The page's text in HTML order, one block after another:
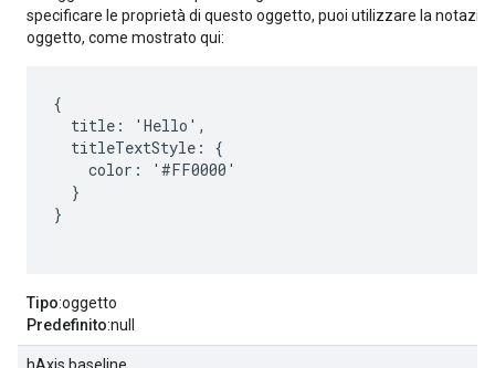
specificare le proprietà di questo oggetto, puoi utilizzare la
oggetto, come mostrato qui:
{
  title: 'Hello',
  titleTextStyle: {
    color: '#FF0000'
  }
}
Tipo:oggetto
Predefinito:null